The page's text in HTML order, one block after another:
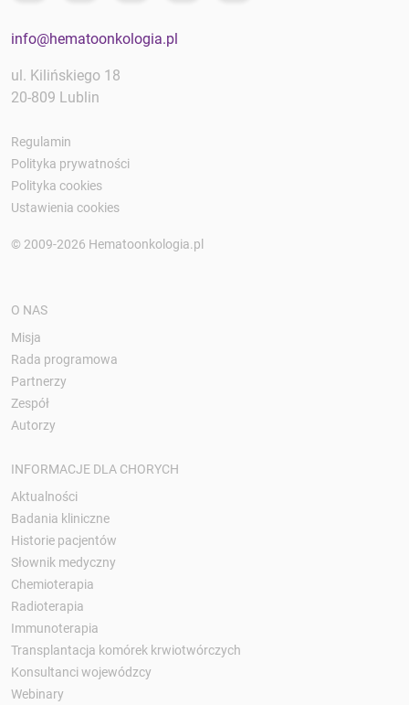
info@hematoonkologia.pl
ul. Kilińskiego 18
20-809 Lublin
Regulamin
Polityka prywatności
Polityka cookies
Ustawienia cookies
© 2009-2026 Hematoonkologia.pl
O NAS
Misja
Rada programowa
Partnerzy
Zespół
Autorzy
INFORMACJE DLA CHORYCH
Aktualności
Badania kliniczne
Historie pacjentów
Słownik medyczny
Chemioterapia
Radioterapia
Immunoterapia
Transplantacja komórek krwiotwórczych
Konsultanci wojewódzcy
Webinary